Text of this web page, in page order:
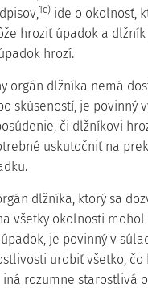
1c) ide o okolnosť,
hroziť úpadok a
hrozí.
orgán dlžníka nemá
skúseností, je povinný
či dlžníkovi
uskutočniť na
dlžníka, ktorý sa
všetky okolnosti mohol
je povinný v
urobiť všetko, čo
rozumne starostlivá